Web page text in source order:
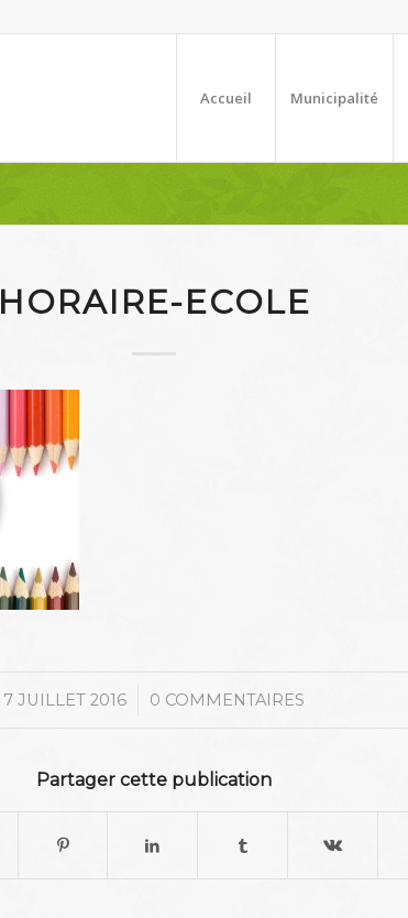
Accueil Municipalité
HORAIRE-ECOLE
7 JUILLET 2016
/ 0 COMMENTAIRES
Partager cette publication